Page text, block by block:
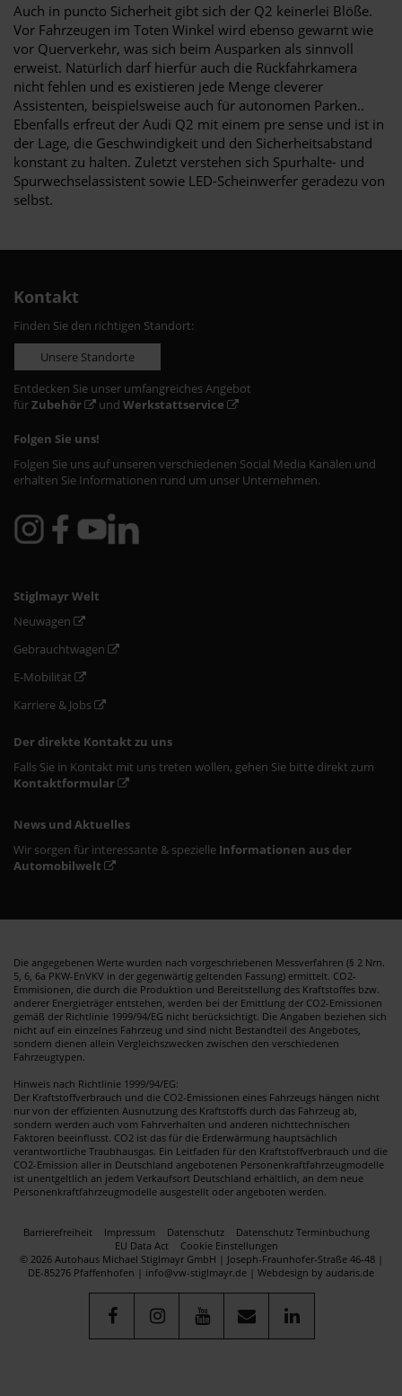
Auch in puncto Sicherheit gibt sich der Q2 keinerlei Blöße.
Vor Fahrzeugen im Toten Winkel wird ebenso gewarnt wie
vor Querverkehr, was sich beim Ausparken als sinnvoll
erweist. Natürlich darf hierfür auch die Rückfahrkamera
nicht fehlen und es existieren jede Menge cleverer
Assistenten, beispielsweise auch für autonomen Parken..
Ebenfalls erfreut der Audi Q2 mit einem pre sense und ist in
der Lage, die Geschwindigkeit und den Sicherheitsabstand
konstant zu halten. Zuletzt verstehen sich Spurhalte- und
Spurwechselassistent sowie LED-Scheinwerfer geradezu von
selbst.
Kontakt
Finden Sie den richtigen Standort:
Unsere Standorte
Entdecken Sie unser umfangreiches Angebot
fürZubehör und Werkstattservice
Folgen Sie uns!
Folgen Sie uns auf unseren verschiedenen Social Media Kanälen und
erhalten Sie Informationen rund um unser Unternehmen.
Stiglmayr Welt
Neuwagen
Gebrauchtwagen
E-Mobilität
Karriere & Jobs
Der direkte Kontakt zu uns
Falls Sie in Kontakt mit uns treten wollen, gehen Sie bitte direkt zum
Kontaktformular
News und Aktuelles
Wir sorgen für interessante & spezielle Informationen aus der
Automobilwelt
Die angegebenen Werte wurden nach vorgeschriebenen Messverfahren (§ 2 Nrn.
5, 6, 6a PKW-EnVKV in der gegenwärtig geltenden Fassung) ermittelt. CO2-
Emmisionen, die durch die Produktion und Bereitstellung des Kraftstoffes bzw.
anderer Energieträger entstehen, werden bei der Emittlung der CO2-Emissionen
gemäß der Richtlinie 1999/94/EG nicht berücksichtigt. Die Angaben beziehen sich
nicht auf ein einzelnes Fahrzeug und sind nicht Bestandteil des Angebotes,
sondern dienen allein Vergleichszwecken zwischen den verschiedenen
Fahrzeugtypen.
Hinweis nach Richtlinie 1999/94/EG:
Der Kraftstoffverbrauch und die CO2-Emissionen eines Fahrzeugs hängen nicht
nur von der effizienten Ausnutzung des Kraftstoffs durch das Fahrzeug ab,
sondern werden auch vom Fahrverhalten und anderen nichttechnischen
Faktoren beeinflusst. CO2 ist das für die Erderwärmung hauptsächlich
verantwortliche Traubhausgas. Ein Leitfaden für den Kraftstoffverbrauch und die
CO2-Emission aller in Deutschland angebotenen Personenkraftfahrzeugmodelle
ist unentgeltlich an jedem Verkaufsort Deutschland erhältlich, an dem neue
Personenkraftfahrzeugmodelle ausgestellt oder angeboten werden.
Barrierefreiheit Impressum Datenschutz
Datenschutz Terminbuchung
EU Data Act
Cookie Einstellungen
© 2026 Autohaus Michael Stiglmayr GmbH | Joseph-Fraunhofer-Straße 46-48 |
DE-85276 Pfaffenhofen | info@vw-stiglmayr.de | Webdesign by audaris.de